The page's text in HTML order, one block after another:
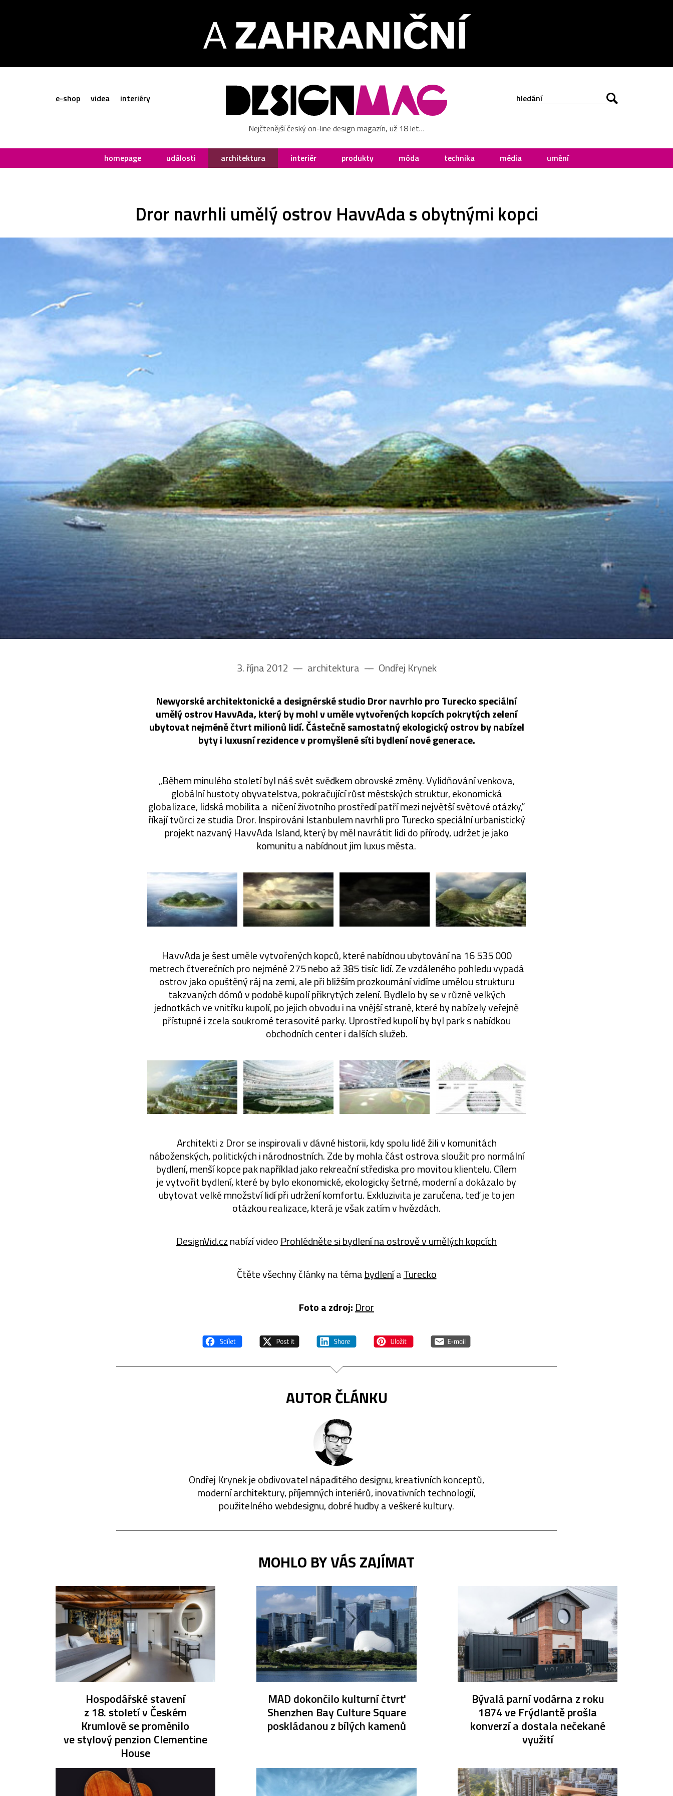
e-shop videa interiéry
Nejčtenější český on-line design magazín, už 18 let…
homepage události architektura interiér produkty móda technika média umění
Dror navrhli umělý ostrov HavvAda s obytnými kopci
3. října 2012 –– architektura –– Ondřej Krynek
Newyorské architektonické a designérské studio Dror navrhlo pro Turecko speciální
umělý ostrov HavvAda, který by mohl v uměle vytvořených kopcích pokrytých zelení
ubytovat nejméně čtvrt milionů lidí. Částečně samostatný ekologický ostrov by nabízel
byty i luxusní rezidence v promyšlené síti bydlení nové generace.
„Během minulého století byl náš svět svědkem obrovské změny. Vylidňování venkova,
globální hustoty obyvatelstva, pokračující růst městských struktur, ekonomická
globalizace, lidská mobilita a ničení životního prostředí patří mezi největší světové otázky,”
říkají tvůrci ze studia Dror. Inspirováni Istanbulem navrhli pro Turecko speciální urbanistický
projekt nazvaný HavvAda Island, který by měl navrátit lidi do přírody, udržet je jako
komunitu a nabídnout jim luxus města.
HavvAda je šest uměle vytvořených kopců, které nabídnou ubytování na 16 535 000
metrech čtverečních pro nejméně 275 nebo až 385 tisíc lidí. Ze vzdáleného pohledu vypadá
ostrov jako opuštěný ráj na zemi, ale při bližším prozkoumání vidíme umělou strukturu
takzvaných dómů v podobě kupolí přikrytých zelení. Bydlelo by se v různě velkých
jednotkách ve vnitřku kupolí, po jejich obvodu i na vnější straně, které by nabízely veřejně
přístupné i zcela soukromé terasovité parky. Uprostřed kupolí by byl park s nabídkou
obchodních center i dalších služeb.
Architekti z Dror se inspirovali v dávné historii, kdy spolu lidé žili v komunitách
náboženských, politických i národnostních. Zde by mohla část ostrova sloužit pro normální
bydlení, menší kopce pak například jako rekreační střediska pro movitou klientelu. Cílem
je vytvořit bydlení, které by bylo ekonomické, ekologicky šetrné, moderní a dokázalo by
ubytovat velké množství lidí při udržení komfortu. Exkluzivita je zaručena, teď je to jen
otázkou realizace, která je však zatím v hvězdách.
DesignVid.cznabízí videoProhlédněte si bydlení na ostrově v umělých kopcích
Čtěte všechny články na témabydleníaTurecko
Foto a zdroj:Dror
AUTOR ČLÁNKU
Ondřej Krynek je obdivovatel nápaditého designu, kreativních konceptů,
moderní architektury, příjemných interiérů, inovativních technologií,
použitelného webdesignu, dobré hudby a veškeré kultury.
MOHLO BY VÁS ZAJÍMAT
Hospodářské stavení
z 18. století v Českém
Krumlově se proměnilo
ve stylový penzion Clementine
House
MAD dokončilo kulturní čtvrť
Shenzhen Bay Culture Square
poskládanou z bílých kamenů
Bývalá parní vodárna z roku
1874 ve Frýdlantě prošla
konverzí a dostala nečekané
využití